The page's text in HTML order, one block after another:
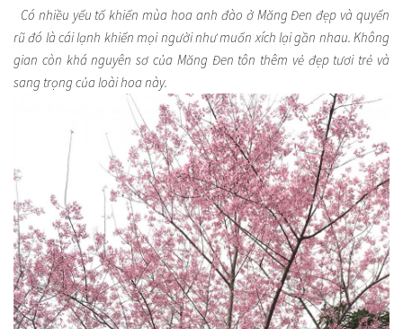
Có nhiều yếu tố khiến mùa hoa anh đào ở Măng Đen đẹp và quyến
rũ đó là cái lạnh khiến mọi người như muốn xích lại gần nhau. Không
gian còn khá nguyên sơ của Măng Đen tôn thêm vẻ đẹp tươi trẻ và
sang trọng của loài hoa này.